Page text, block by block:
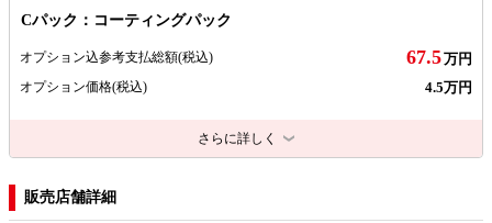
Cパック：コーティングパック
オプション込参考支払総額(税込) 67.5万円
オプション価格(税込) 4.5万円
さらに詳しく
販売店舗詳細